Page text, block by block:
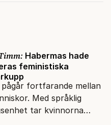
Habermas hade
feministiska
pågår fortfarande mellan
Med språklig
tar kvinnorna